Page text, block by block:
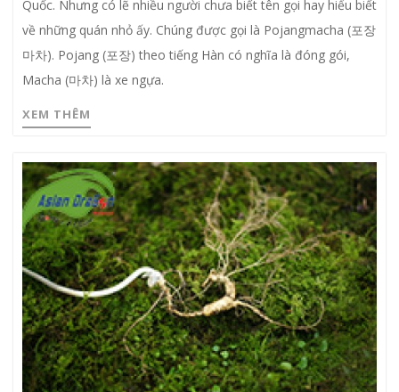
Quốc. Nhưng có lẽ nhiều người chưa biết tên gọi hay hiểu biết
về những quán nhỏ ấy. Chúng được gọi là Pojangmacha (포장
마차). Pojang (포장) theo tiếng Hàn có nghĩa là đóng gói,
Macha (마차) là xe ngựa.
XEM THÊM